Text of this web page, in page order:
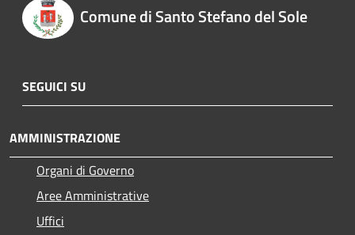
Comune di Santo Stefano del Sole
SEGUICI SU
AMMINISTRAZIONE
Organi di Governo
Aree Amministrative
Uffici